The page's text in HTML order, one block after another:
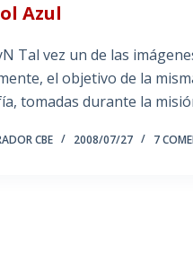
Azul
Tal vez un de las
el objetivo de la
tomadas durante la
CBE 2008/07/27 7